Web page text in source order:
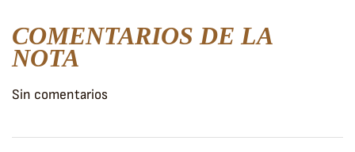
COMENTARIOS DE LA
NOTA
Sin comentarios